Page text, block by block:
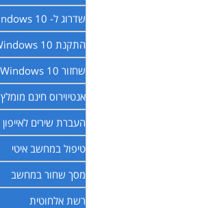
שדרוג ל- Windows 10
התקנת Windows 10
שחזור Windows 10
אנטיוירוס חינם מומלץ
העברת שירים לאייפון
טיפול במחשב איטי
מסך שחור במחשב
רשת אלחוטית